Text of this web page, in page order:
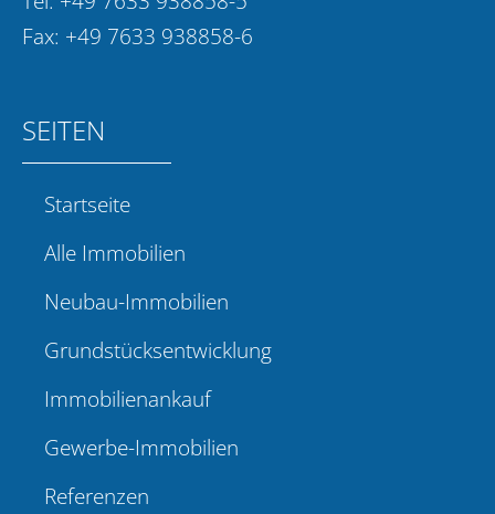
Fax: +49 7633 938858-6
SEITEN
Startseite
Alle Immobilien
Neubau-Immobilien
Grundstücksentwicklung
Immobilienankauf
Gewerbe-Immobilien
Referenzen